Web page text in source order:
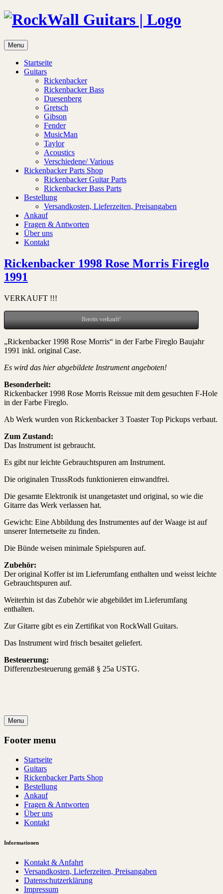
Menu
Startseite
Guitars
Rickenbacker
Rickenbacker Bass
Duesenberg
Gretsch
Gibson
Fender
MusicMan
Taylor
Acoustics
Verschiedene/ Various
Rickenbacker Parts Shop
Rickenbacker Guitar Parts
Rickenbacker Bass Parts
Bestellung
Versandkosten, Lieferzeiten, Preisangaben
Ankauf
Fragen & Antworten
Über uns
Kontakt
Rickenbacker 1998 Rose Morris Fireglo
1991
VERKAUFT !!!
Bereits verkauft!
„Rickenbacker 1998 Rose Morris“ in der Farbe Fireglo Baujahr
1991 inkl. original Case.
Es wird das hier abgebildete Instrument angeboten!
Besonderheit:
Rickenbacker 1998 Rose Morris Reissue mit dem gesuchten F-Hole
in der Farbe Fireglo.
Ab Werk wurden von Rickenbacker 3 Toaster Top Pickups verbaut.
Zum Zustand:
Das Instrument ist gebraucht.
Es gibt nur leichte Gebrauchtspuren am Instrument.
Die originalen TrussRods funktionieren einwandfrei.
Die gesamte Elektronik ist unangetastet und original, so wie die
Gitarre das Werk verlassen hat.
Gewicht: Eine Abbildung des Instrumentes auf der Waage ist auf
unserer Internetseite zu finden.
Die Bünde weisen minimale Spielspuren auf.
Zubehör:
Der original Koffer ist im Lieferumfang enthalten und weisst leichte
Gebrauchtspuren auf.
Weiterhin ist das Zubehör wie abgebildet im Lieferumfang
enthalten.
Zur Gitarre gibt es ein Zertifikat von RockWall Guitars.
Das Instrument wird frisch besaitet geliefert.
Besteuerung:
Differenzbesteuerung gemäß § 25a USTG.
Menu
Footer menu
Startseite
Guitars
Rickenbacker Parts Shop
Bestellung
Ankauf
Fragen & Antworten
Über uns
Kontakt
Informationen
Kontakt & Anfahrt
Versandkosten, Lieferzeiten, Preisangaben
Datenschutzerklärung
Impressum